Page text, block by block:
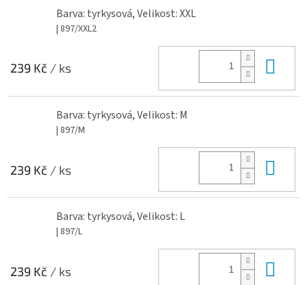
Barva: tyrkysová, Velikost: XXL
| 897/XXL2
239 Kč / ks
Barva: tyrkysová, Velikost: M
| 897/M
239 Kč / ks
Barva: tyrkysová, Velikost: L
| 897/L
239 Kč / ks